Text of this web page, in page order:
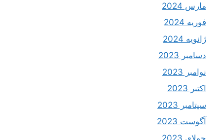
مارس 2024
فوریه 2024
ژانویه 2024
دسامبر 2023
نوامبر 2023
اکتبر 2023
سپتامبر 2023
آگوست 2023
جولای 2023